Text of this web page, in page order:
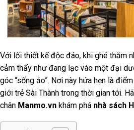
Với lối thiết kế độc đáo, khi ghé thăm
cảm thấy như đang lạc vào một đại
góc “sống ảo”. Nơi này hứa hẹn là
giới trẻ Sài Thành trong thời gian tới.
chân Manmo.vn khám phá nhà sách